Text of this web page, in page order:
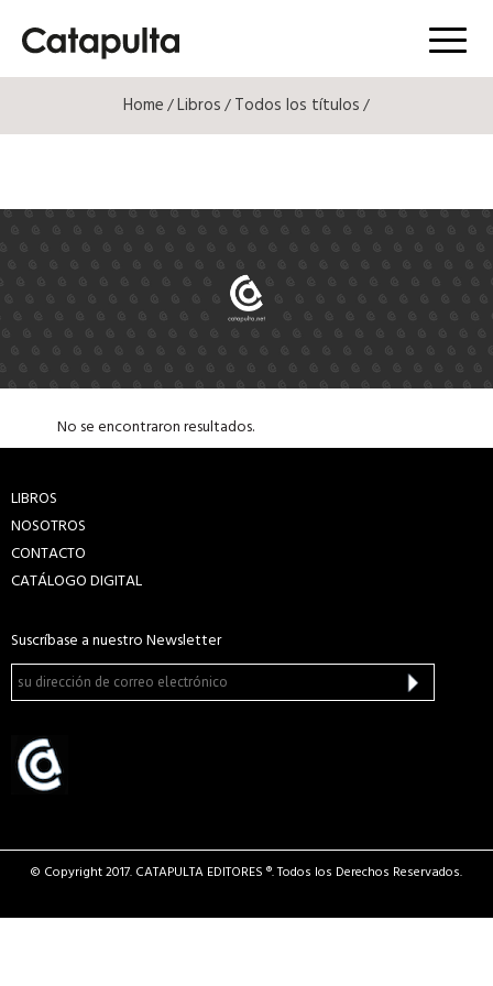
Menú
Home/Libros/Todos los títulos/
No se encontraron resultados.
LIBROS
NOSOTROS
CONTACTO
CATÁLOGO DIGITAL
Suscríbase a nuestro Newsletter
© Copyright 2017. CATAPULTA EDITORES ®. Todos los Derechos Reservados.